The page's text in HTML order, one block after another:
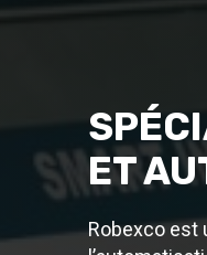
ET
Robexco est